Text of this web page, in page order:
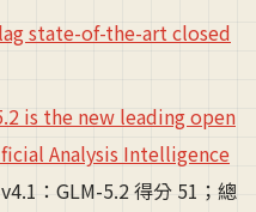
state-of-the-art closed
is the new leading open
Analysis Intelligence
：GLM-5.2 得分 51；總